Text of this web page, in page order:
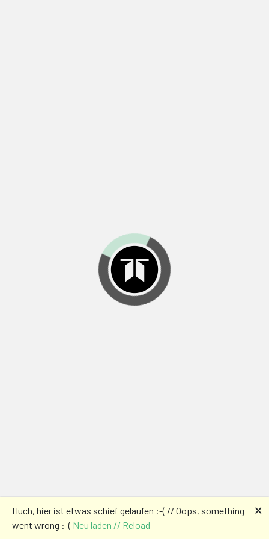
Huch, hier ist etwas schief gelaufen :-( // Oops, something
went wrong :-( Neu laden // Reload
🗙